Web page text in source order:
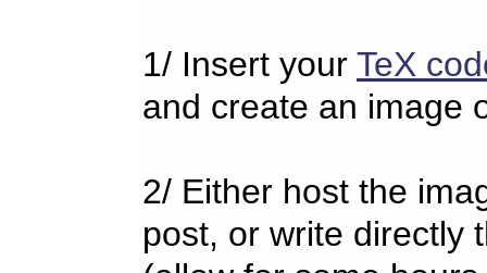
1/ Insert your TeX
and create an image
2/ Either host the
post, or write directly